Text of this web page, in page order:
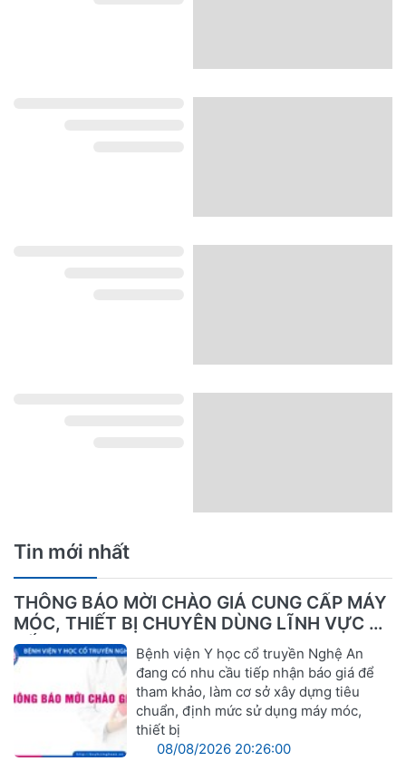
Tin mới nhất
THÔNG BÁO MỜI CHÀO GIÁ CUNG CẤP MÁY
MÓC, THIẾT BỊ CHUYÊN DÙNG LĨNH VỰC Y
TẾ
Bệnh viện Y học cổ truyền Nghệ An
đang có nhu cầu tiếp nhận báo giá để
tham khảo, làm cơ sở xây dựng tiêu
chuẩn, định mức sử dụng máy móc,
thiết bị
08/08/2026 20:26:00